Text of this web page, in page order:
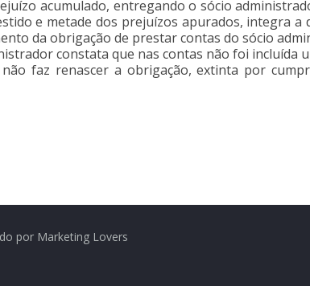
acumulado, entregando o sócio
e metade dos prejuízos apurados, integra a
da obrigação de prestar contas do sócio
constata que nas contas não foi incluída
faz renascer a obrigação, extinta por
por Marketing Lovers